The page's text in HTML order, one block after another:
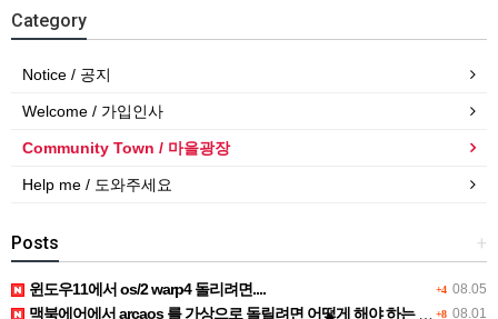
Category
Notice / 공지
Welcome / 가입인사
Community Town / 마을광장
Help me / 도와주세요
+
Posts
+4 08.05
윈도우11에서 os/2 warp4 돌리려면....
+8 08.01
맥북에어에서 arcaos 를 가상으로 돌릴려면 어떻게 해야 하는 지요?